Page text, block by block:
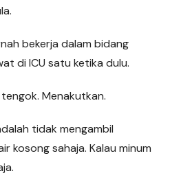
bekerja dalam bidang
di ICU satu ketika dulu.
Menakutkan.
tidak mengambil
kosong sahaja. Kalau minum